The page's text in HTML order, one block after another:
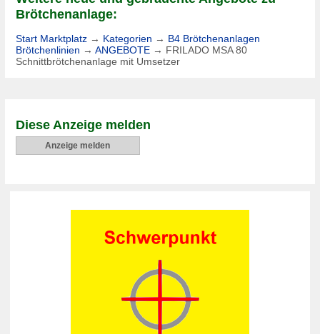
Brötchenanlage:
Start Marktplatz → Kategorien → B4 Brötchenanlagen
Brötchenlinien → ANGEBOTE → FRILADO MSA 80
Schnittbrötchenanlage mit Umsetzer
Diese Anzeige melden
Anzeige melden